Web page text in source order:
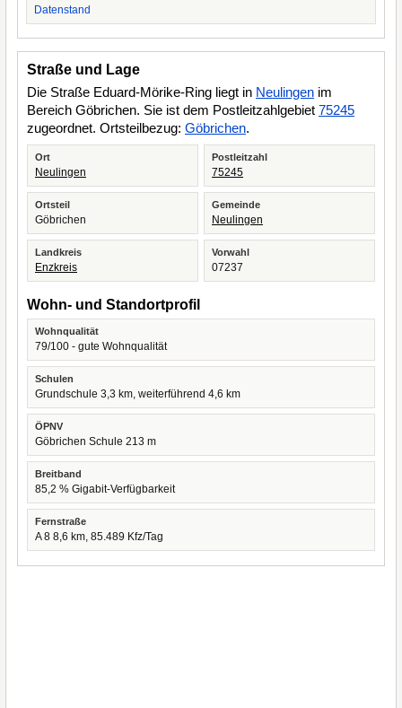
Datenstand
Straße und Lage
Die Straße Eduard-Mörike-Ring liegt in Neulingen im
Bereich Göbrichen. Sie ist dem Postleitzahlgebiet 75245
zugeordnet. Ortsteilbezug: Göbrichen.
Ort
Neulingen
Postleitzahl
75245
Ortsteil
Göbrichen
Gemeinde
Neulingen
Landkreis
Enzkreis
Vorwahl
07237
Wohn- und Standortprofil
Wohnqualität
79/100 - gute Wohnqualität
Schulen
Grundschule 3,3 km, weiterführend 4,6 km
ÖPNV
Göbrichen Schule 213 m
Breitband
85,2 % Gigabit-Verfügbarkeit
Fernstraße
A 8 8,6 km, 85.489 Kfz/Tag